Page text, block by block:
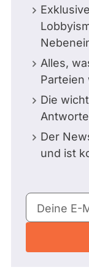
Alles,
Parteien
Die
Der
und ist
E-
Mail-
Deine E-